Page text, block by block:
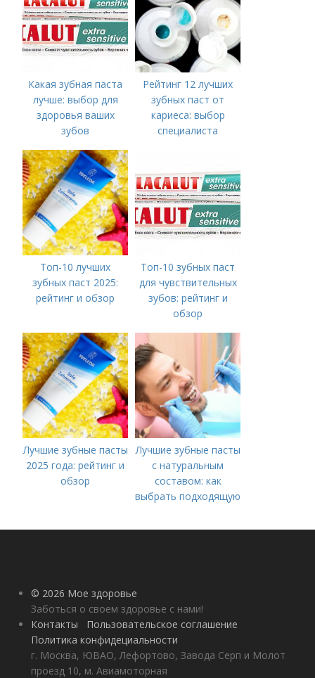
Какая зубная паста
лучше: выбор для
здоровья ваших
зубов
Рейтинг 12 лучших
зубных паст от
кариеса: выбор
специалиста
Топ-10 лучших
зубных паст 2025:
рейтинг и обзор
Топ-10 зубных паст
для чувствительных
зубов: рейтинг и
обзор
Лучшие зубные пасты
2025 года: рейтинг и
обзор
Лучшие зубные пасты
с натуральным
составом: как
выбрать подходящую
© 2026 Мое здоровье
Заботься о своем здоровье с нами!
Контакты
Пользовательское соглашение
Политика конфидециальности
г. Москва, ЮВАО, Лефортово, Завода Серп и Молот
проезд 10, м. Авиамоторная